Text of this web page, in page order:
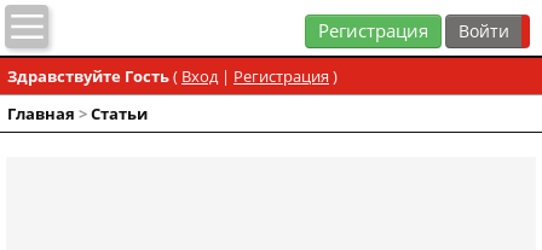
Регистрация
Здравствуйте Гость( Вход| Регистрация )
Главная >Статьи